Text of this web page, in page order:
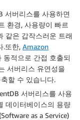
서버리스를 사용하면
환경, 사용량이 빠르
같은 갑작스러운 트래
.또한, Amazon
동적으로 간접 호출되
서버리스 유연성을
할 수 있습니다.
서버리스를 사용
데이터베이스의 용량
as a Service)